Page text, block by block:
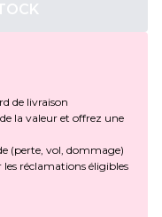
de livraison
la valeur et offrez une
(perte, vol, dommage)
réclamations éligibles